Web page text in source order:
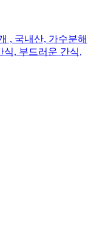
, 국내산, 가수분해
식, 부드러운 간식,